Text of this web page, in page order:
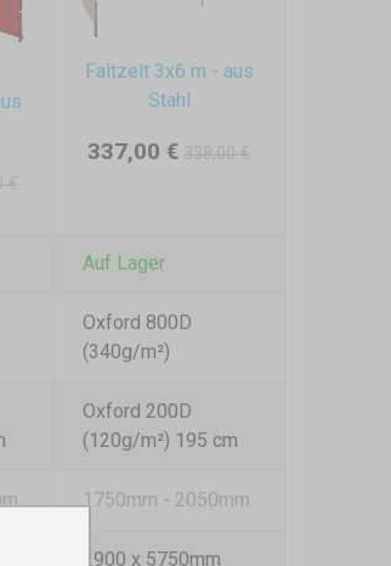
€
Faltzelt 3x6 m - aus
Stahl
337,00 € 338,00 €
Auf Lager
Oxford 800D
(340g/m²)
Oxford 200D
(120g/m²) 195 cm
1750mm - 2050mm
2900 x 5750mm